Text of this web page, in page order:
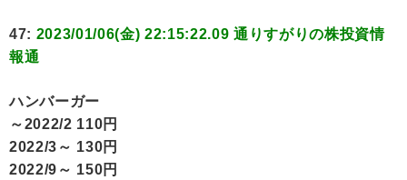
47: 2023/01/06(金) 22:15:22.09 通りすがりの株投資情
報通
ハンバーガー
～2022/2 110円
2022/3～ 130円
2022/9～ 150円